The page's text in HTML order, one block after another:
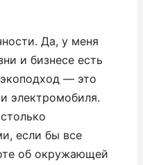
Да, у меня
и бизнесе есть
— это
электромобиля.
если бы все
об окружающей